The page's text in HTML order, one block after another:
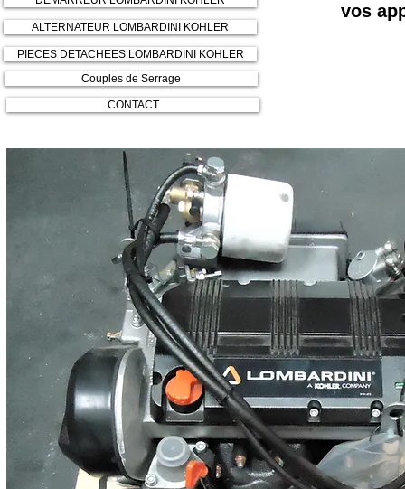
vos
ALTERNATEUR LOMBARDINI KOHLER
Couples de Serrage
CONTACT
PIECES DETACHEES LOMBARDINI KOHLER